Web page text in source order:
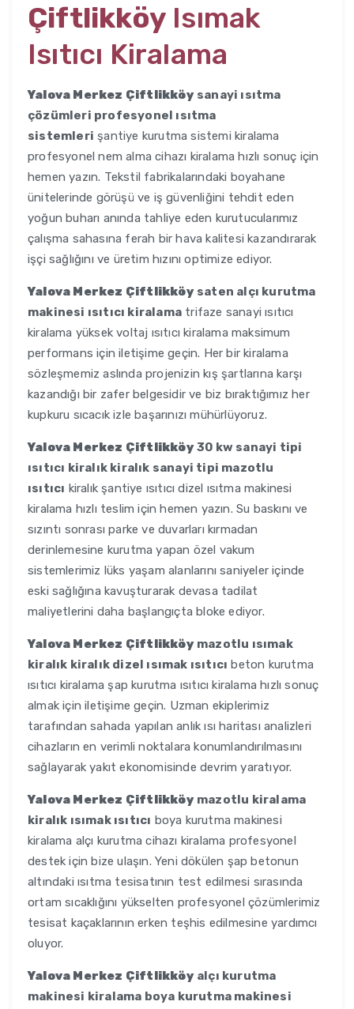
Çiftlikköy Isımak
Isıtıcı Kiralama
Yalova Merkez Çiftlikköysanayi ısıtma
çözümleri profesyonel ısıtma
sistemleri şantiye kurutma sistemi kiralama
profesyonel nem alma cihazı kiralama hızlı sonuç için
hemen yazın. Tekstil fabrikalarındaki boyahane
ünitelerinde görüşü ve iş güvenliğini tehdit eden
yoğun buharı anında tahliye eden kurutucularımız
çalışma sahasına ferah bir hava kalitesi kazandırarak
işçi sağlığını ve üretim hızını optimize ediyor.
Yalova Merkez Çiftlikköysaten alçı kurutma
makinesi ısıtıcı kiralama trifaze sanayi ısıtıcı
kiralama yüksek voltaj ısıtıcı kiralama maksimum
performans için iletişime geçin. Her bir kiralama
sözleşmemiz aslında projenizin kış şartlarına karşı
kazandığı bir zafer belgesidir ve biz bıraktığımız her
kupkuru sıcacık izle başarınızı mühürlüyoruz.
Yalova Merkez Çiftlikköy30 kw sanayi tipi
ısıtıcı kiralık kiralık sanayi tipi mazotlu
ısıtıcı kiralık şantiye ısıtıcı dizel ısıtma makinesi
kiralama hızlı teslim için hemen yazın. Su baskını ve
sızıntı sonrası parke ve duvarları kırmadan
derinlemesine kurutma yapan özel vakum
sistemlerimiz lüks yaşam alanlarını saniyeler içinde
eski sağlığına kavuşturarak devasa tadilat
maliyetlerini daha başlangıçta bloke ediyor.
Yalova Merkez Çiftlikköymazotlu ısımak
kiralık kiralık dizel ısımak ısıtıcı beton kurutma
ısıtıcı kiralama şap kurutma ısıtıcı kiralama hızlı sonuç
almak için iletişime geçin. Uzman ekiplerimiz
tarafından sahada yapılan anlık ısı haritası analizleri
cihazların en verimli noktalara konumlandırılmasını
sağlayarak yakıt ekonomisinde devrim yaratıyor.
Yalova Merkez Çiftlikköymazotlu kiralama
kiralık ısımak ısıtıcı boya kurutma makinesi
kiralama alçı kurutma cihazı kiralama profesyonel
destek için bize ulaşın. Yeni dökülen şap betonun
altındaki ısıtma tesisatının test edilmesi sırasında
ortam sıcaklığını yükselten profesyonel çözümlerimiz
tesisat kaçaklarının erken teşhis edilmesine yardımcı
oluyor.
Yalova Merkez Çiftlikköyalçı kurutma
makinesi kiralama boya kurutma makinesi